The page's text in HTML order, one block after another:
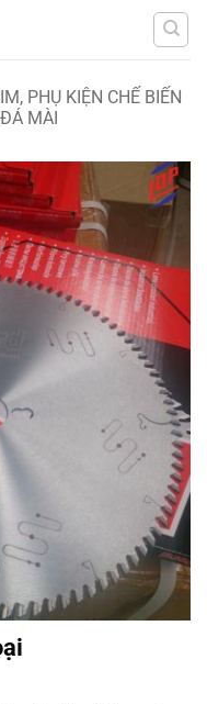
PHỤ KIỆN CHẾ BIẾN
MÀI